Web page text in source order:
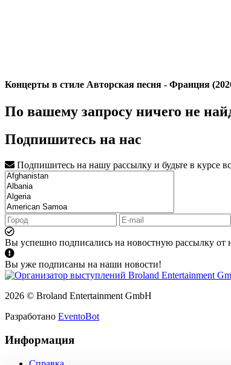
Концерты в стиле Авторская песня - Франция
По вашему запросу ничего не
Подпишитесь на нас
Подпишитесь на нашу рассылку и будьте в курсе
Вы успешно подписались на новостную рассылку от
Вы уже подписаны на наши новости!
2026 © Broland Entertainment GmbH
Разработано EventoBot
Информация